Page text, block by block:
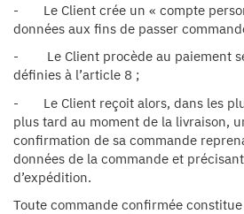
- Le Client crée un « compte
données aux fins de passer
- Le Client procède au paiement
définies à l’article 8 ;
- Le Client reçoit alors, dans les
plus tard au moment de la livraison,
confirmation de sa commande
données de la commande et
d’expédition.
Toute commande confirmée